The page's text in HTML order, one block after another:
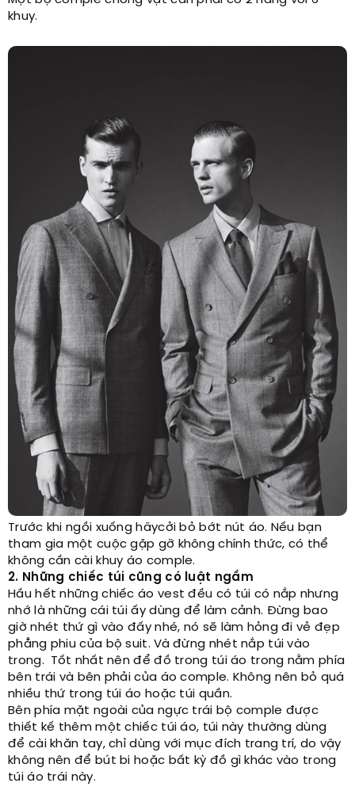
khuy.
Trước khi ngồi xuống hãycởi bỏ bớt nút áo. Nếu bạn
tham gia một cuộc gặp gỡ không chính thức, có thể
không cần cài khuy áo comple.
2. Những chiếc túi cũng có luật ngầm
Hầu hết những chiếc áo vest đều có túi có nắp nhưng
nhớ là những cái túi ấy dùng để làm cảnh. Đừng bao
giờ nhét thứ gì vào đấy nhé, nó sẽ làm hỏng đi vẻ đẹp
phẳng phiu của bộ suit. Và đừng nhét nắp túi vào
trong. Tốt nhất nên để đồ trong túi áo trong nằm phía
bên trái và bên phải của áo comple. Không nên bỏ quá
nhiều thứ trong túi áo hoặc túi quần.
Bên phía mặt ngoài của ngực trái bộ comple được
thiết kế thêm một chiếc túi áo, túi này thường dùng
để cài khăn tay, chỉ dùng với mục đích trang trí, do vậy
không nên để bút bi hoặc bất kỳ đồ gì khác vào trong
túi áo trái này.